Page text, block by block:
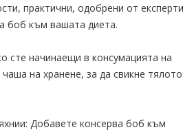
практични, одобрени от експерти
боб към вашата диета.
сте начинаещи в консумацията на
на хранене, за да свикне тялото
Добавете консерва боб към